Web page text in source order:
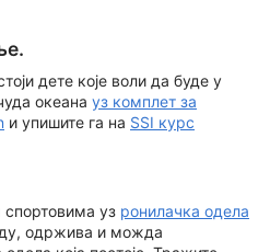
дете које воли да буде у
океана уз комплет за
и упишите га на SSI курс
спортовима уз ронилачка одела
одржива и можда